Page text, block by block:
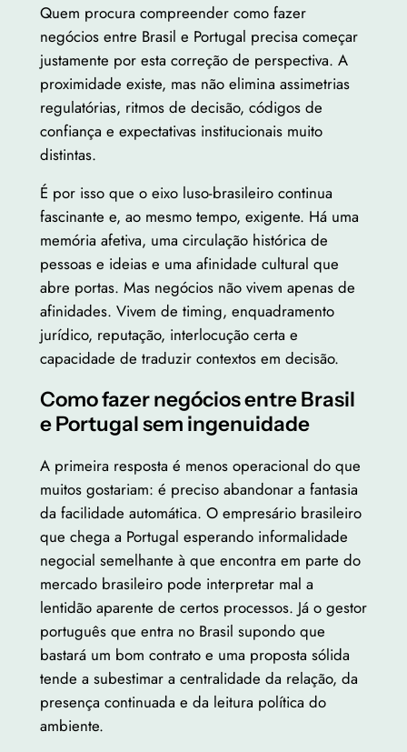
Quem procura compreender como fazer
negócios entre Brasil e Portugal precisa começar
justamente por esta correção de perspectiva. A
proximidade existe, mas não elimina assimetrias
regulatórias, ritmos de decisão, códigos de
confiança e expectativas institucionais muito
distintas.
É por isso que o eixo luso-brasileiro continua
fascinante e, ao mesmo tempo, exigente. Há uma
memória afetiva, uma circulação histórica de
pessoas e ideias e uma afinidade cultural que
abre portas. Mas negócios não vivem apenas de
afinidades. Vivem de timing, enquadramento
jurídico, reputação, interlocução certa e
capacidade de traduzir contextos em decisão.
Como fazer negócios entre Brasil
e Portugal sem ingenuidade
A primeira resposta é menos operacional do que
muitos gostariam: é preciso abandonar a fantasia
da facilidade automática. O empresário brasileiro
que chega a Portugal esperando informalidade
negocial semelhante à que encontra em parte do
mercado brasileiro pode interpretar mal a
lentidão aparente de certos processos. Já o gestor
português que entra no Brasil supondo que
bastará um bom contrato e uma proposta sólida
tende a subestimar a centralidade da relação, da
presença continuada e da leitura política do
ambiente.